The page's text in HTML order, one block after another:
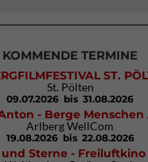
KOMMENDE TERMINE
ST.
St. Pölten
09.07.2026 bis 31.08.2026
- Berge
Arlberg WellCom
19.08.2026 bis 22.08.2026
Sterne - Freiluftkino